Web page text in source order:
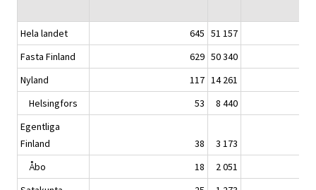
Hela landet 645 51 157
Fasta Finland
629 50 340
Nyland
117 14 261
Helsingfors
53
8 440
Egentliga
Finland
38
3 173
Åbo
18
2 051